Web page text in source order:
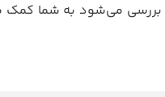
بررسی می‌شود به شما کمک